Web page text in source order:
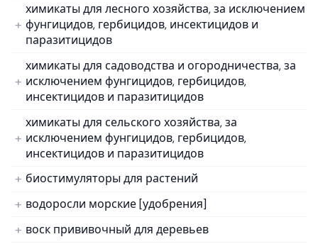
химикаты для лесного хозяйства, за исключением
фунгицидов, гербицидов, инсектицидов и
паразитицидов
химикаты для садоводства и огородничества, за
исключением фунгицидов, гербицидов,
инсектицидов и паразитицидов
химикаты для сельского хозяйства, за
исключением фунгицидов, гербицидов,
инсектицидов и паразитицидов
биостимуляторы для растений
водоросли морские [удобрения]
воск прививочный для деревьев